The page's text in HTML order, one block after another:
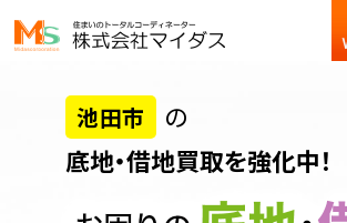
池田市
の
底地・借地買取を強化中！